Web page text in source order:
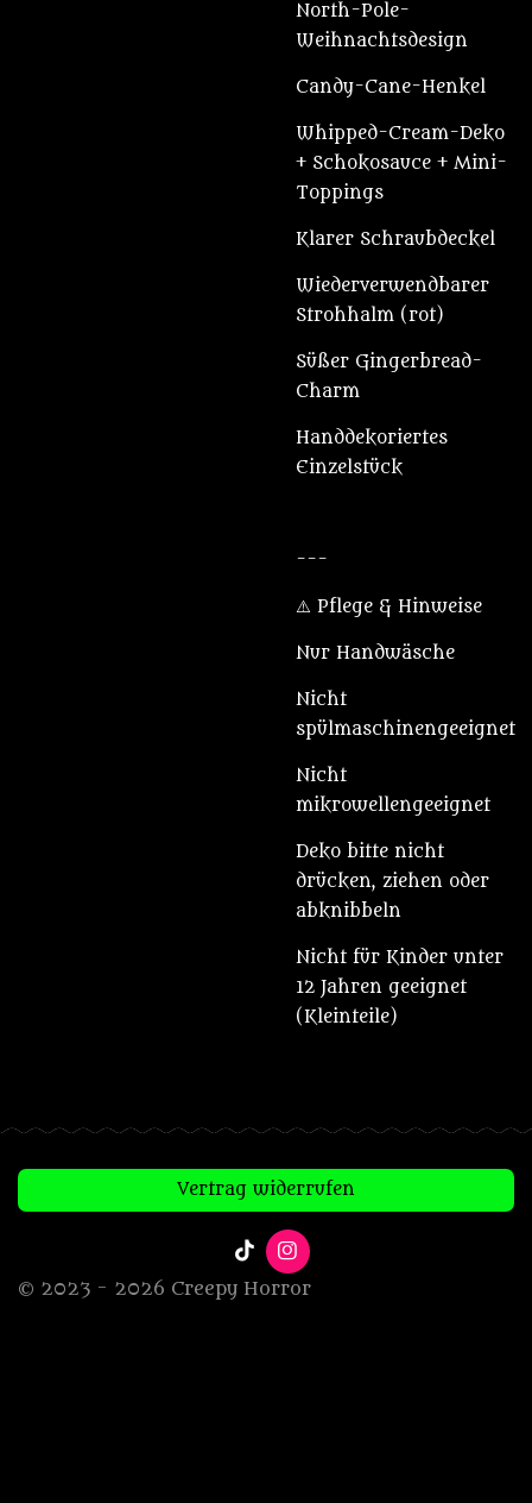
North-Pole-
Weihnachtsdesign
Candy-Cane-Henkel
Whipped-Cream-Deko
+ Schokosauce + Mini-
Toppings
Klarer Schraubdeckel
Wiederverwendbarer
Strohhalm (rot)
Süßer Gingerbread-
Charm
Handdekoriertes
Einzelstück
---
⚠️ Pflege & Hinweise
Nur Handwäsche
Nicht
spülmaschinengeeignet
Nicht
mikrowellengeeignet
Deko bitte nicht
drücken, ziehen oder
abknibbeln
Nicht für Kinder unter
12 Jahren geeignet
(Kleinteile)
Vertrag widerrufen
T
i
k
I
n
s
© 2023 - 2026 Creepy Horror